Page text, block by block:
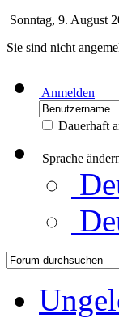
Sonntag, 9. August
Sie sind nicht
Anmelden
Dauerhaft
Sprache